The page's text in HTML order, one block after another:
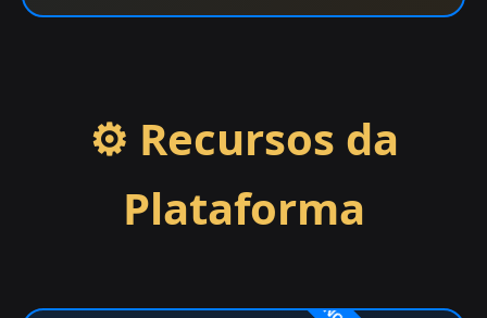
⚙️ Recursos da
Plataforma